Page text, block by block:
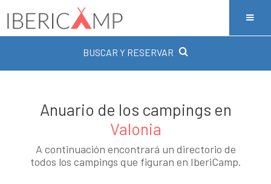
BUSCAR Y RESERVAR
Anuario de los campings en
Valonia
A continuación encontrará un directorio de
todos los campings que figuran en IberiCamp.